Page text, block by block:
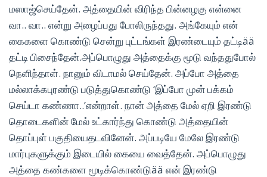
மஸாஜ்செய்தேன். அத்தையின் விரிந்த பின்னழகு என்னை
வா.. வா.. என்று அழைப்பது போலிருந்தது. அங்கேயும் என்
கைகளை கொண்டு சென்று புட்டங்கள் இரண்டையும் தட்டிää
தட்டி பிசைந்தேன்.அப்பொழுது அத்தைக்கு மூடு வந்ததுபோல்
நெளிந்தாள். நானும் விடாமல் செய்தேன். அப்போ அத்தை
மல்லாக்கபுரண்டு படுத்துகொண்டு ‘இப்போ முன் பக்கம்
செய்டா கண்ணா..’என்றாள். நான் அத்தை மேல் ஏறி இரண்டு
தொடைகளின் மேல் உட்கார்ந்து கொண்டு அத்தையின்
தொப்புள் பகுதியைதடவினேன். அப்படியே மேலே இரண்டு
மார்புகளுக்கும் இடையில் கையை வைத்தேன். அப்பொழுது
அத்தை கண்களை மூடிக்கொண்டுää என் இரண்டு